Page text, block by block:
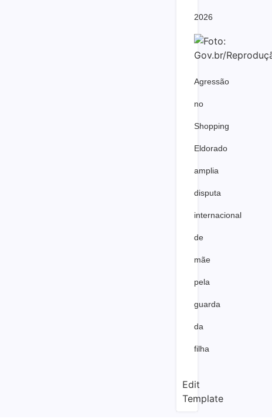
2026
Agressão
no
Shopping
Eldorado
amplia
disputa
internacional
de
mãe
pela
guarda
da
filha
Edit
Template